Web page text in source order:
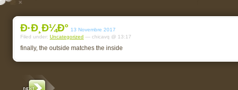
Ð·Ð¸Ð¼Ð° 13 Novembre 2017
Filed under: Uncategorized — chicavq @ 13:17
finally, the outside matches the inside